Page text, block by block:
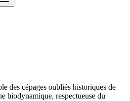
des cépages oubliés historiques de
biodynamique, respectueuse du